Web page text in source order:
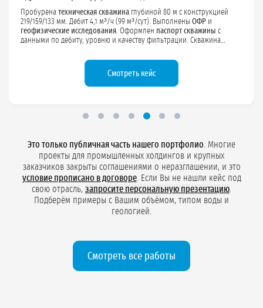
Выполненобурение эксплуатационной скважиныглубиной 110 м с
конструкцией 170/140 мм. Дебит 8,3 м³/ч (200 м³/сут). Проведены
ОФРигеофизика. Оформленпаспорт скважины, разработан проект
ЗСО. Скважина обеспечиваетхозяйственно-питьевую водудля
Смотреть проект
Это только публичная часть нашего портфолио . Многие
проекты для промышленных холдингов и крупных
заказчиков закрыты соглашениями о неразглашении, и это
условие прописано в договоре. Если Вы не нашли кейс под
свою отрасль, запросите персональную презентацию
Подберём примеры с Вашим объёмом, типом воды и
геологией.
Смотреть все работы